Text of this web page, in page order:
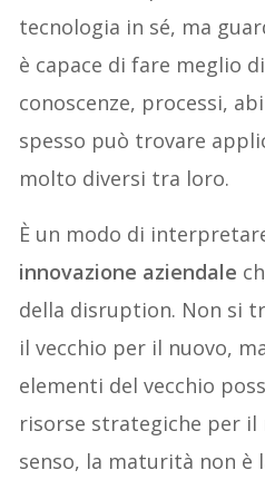
tecnologia in sé, ma
è capace di fare meglio
conoscenze, processi,
spesso può trovare
molto diversi tra loro.
È un modo di
innovazione aziendale
della disruption. Non si
il vecchio per il nuovo,
elementi del vecchio
risorse strategiche per il
senso, la maturità non è